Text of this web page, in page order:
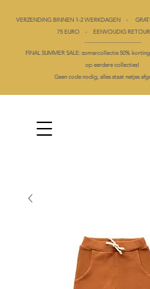
VERZENDING BINNEN 1-2 WERKDAGEN -
75 EURO - EENVOUDIG
----------------------------------------
FINAL SUMMER SALE: zomercollectie 50%
op eerdere collecties!
Geen code nodig, alles staat netjes